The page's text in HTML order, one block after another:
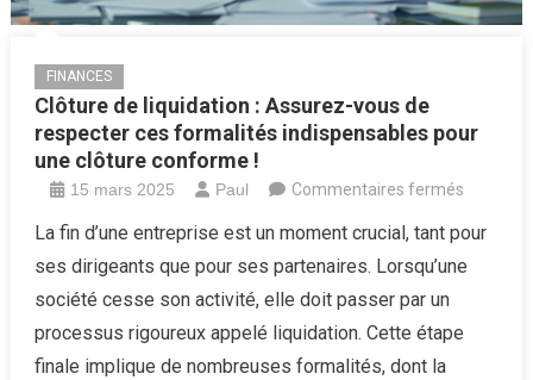
FINANCES
Clôture de liquidation : Assurez-vous de
respecter ces formalités indispensables pour
une clôture conforme !
15 mars 2025 Paul Commentaires ferméssur
Assurez-
La fin d’une entreprise est un moment crucial, tant pour
ses dirigeants que pour ses partenaires. Lorsqu’une
société cesse son activité, elle doit passer par un
processus rigoureux appelé liquidation. Cette étape
finale implique de nombreuses formalités, dont la